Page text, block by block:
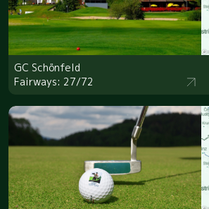
GC Schönfeld
Fairways: 27/72